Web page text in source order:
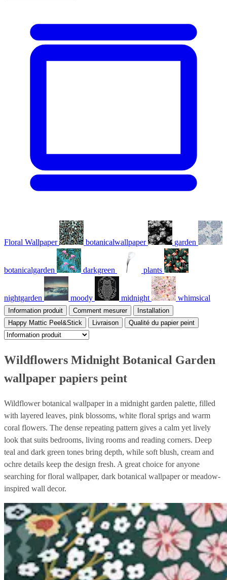
Floral Wallpaper botanicalwallpaper garden
botanicalgarden darkgreen plants
nightgarden moody midnight whimsical
Information produit Comment mesurer
Installation
Happy Mattic Peel&Stick
Livraison Qualité du papier peint
Wildflowers Midnight Botanical Garden
wallpaper papiers peint
Wildflower botanical wallpaper in a midnight garden palette, filled
with layered leaves, pink blossoms, white floral sprigs and warm
coral flowers. The dense repeating pattern gives a calm yet lively
look that suits bedrooms, living rooms and reading corners. Deep
teal and dark green tones bring depth, while soft blush, cream and
ochre details keep the design fresh. A great choice for anyone
searching for floral wallpaper, dark botanical wallpaper or meadow-
inspired wall decor.